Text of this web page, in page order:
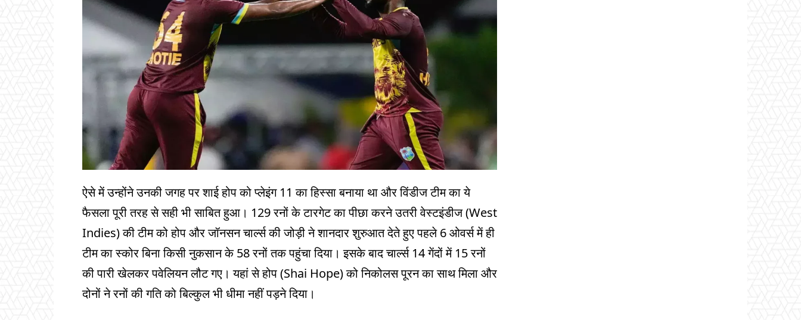
ऐसे में उन्होंने उनकी जगह पर शाई होप को प्लेइंग 11 का हिस्सा बनाया था और विंडीज टीम का ये
फैसला पूरी तरह से सही भी साबित हुआ। 129 रनों के टारगेट का पीछा करने उतरी वेस्टइंडीज (West
Indies) की टीम को होप और जॉनसन चार्ल्स की जोड़ी ने शानदार शुरुआत देते हुए पहले 6 ओवर्स में ही
टीम का स्कोर बिना किसी नुकसान के 58 रनों तक पहुंचा दिया। इसके बाद चार्ल्स 14 गेंदों में 15 रनों
की पारी खेलकर पवेलियन लौट गए। यहां से होप (Shai Hope) को निकोलस पूरन का साथ मिला और
दोनों ने रनों की गति को बिल्कुल भी धीमा नहीं पड़ने दिया।